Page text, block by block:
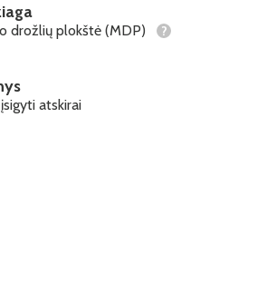
drožlių plokštė (MDP) ?
atskirai